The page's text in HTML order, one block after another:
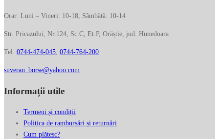
Orar: Luni – Vineri: 10-18, Sâmbătă: 10-14
Str. Pricazului, Nr.124, Sc.C, Et.P, Orăștie, jud. Hunedoara
Tel: 0744-474-045; 0744-764-200
suveran_borse@yahoo.com
Informații utile
Termeni și condiții
Politica de rambursări și returnări
Cum plătesc?